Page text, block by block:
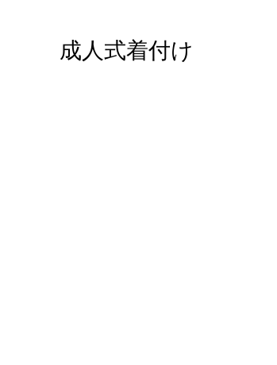
成人式着付け